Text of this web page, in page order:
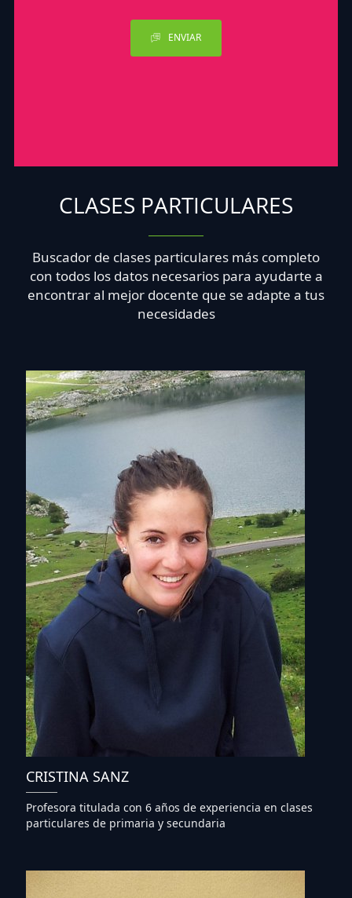
ENVIAR
CLASES PARTICULARES
Buscador de clases particulares más completo
con todos los datos necesarios para ayudarte a
encontrar al mejor docente que se adapte a tus
necesidades
CRISTINA SANZ
Profesora titulada con 6 años de experiencia en clases
particulares de primaria y secundaria